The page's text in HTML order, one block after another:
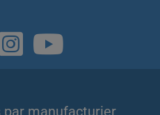
par manufacturier